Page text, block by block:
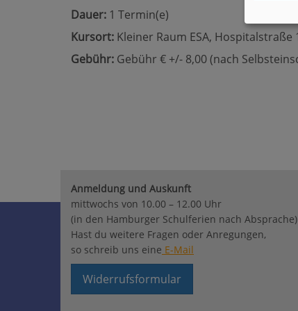
Dauer: 1 Termin(e)
Kursort: Kleiner Raum ESA, Hospitalstraße
Gebühr: Gebühr € +/- 8,00 (nach
Anmeldung und Auskunft
mittwochs von 10.00 – 12.00 Uhr
(in den Hamburger Schulferien nach Absprache)
Hast du weitere Fragen oder Anregungen,
so schreib uns eine E-Mail
Widerrufsformular